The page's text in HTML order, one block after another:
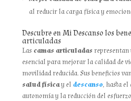
al reducir la carga física y
Descubre en Mi Descanso los
articuladas
Las camas articuladas
esencial para mejorar la calidad de
movilidad reducida. Sus beneficios
salud físicay el descanso, hasta el
autonomía y la reducción del